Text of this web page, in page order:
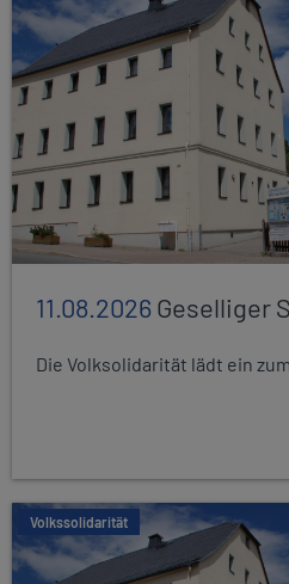
11.08.2026Geselliger
Die Volksolidarität lädt ein
Volkssolidarität